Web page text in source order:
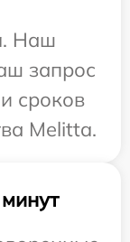
Наш
запрос
сроков
Melitta.